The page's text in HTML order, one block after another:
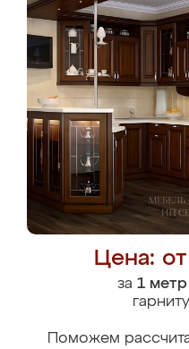
Цена:
за 1 метр
Поможем